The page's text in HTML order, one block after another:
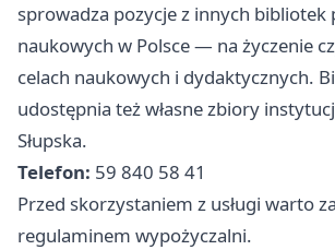
sprowadza pozycje z innych bibliotek
naukowych w Polsce — na życzenie
celach naukowych i dydaktycznych.
udostępnia też własne zbiory
Słupska.
Telefon: 59 840 58 41
Przed skorzystaniem z usługi warto
regulaminem wypożyczalni.